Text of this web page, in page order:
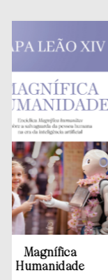
Magnífica
Humanidade